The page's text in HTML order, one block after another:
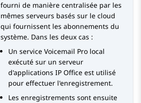
fourni de manière centralisée par les
mêmes serveurs basés sur le cloud
qui fournissent les abonnements du
système. Dans les deux cas :
Un service Voicemail Pro local
exécuté sur un serveur
d'applications IP Office est utilisé
pour effectuer l'enregistrement.
Les enregistrements sont ensuite